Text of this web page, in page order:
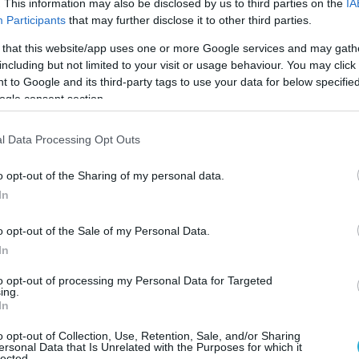
This information may also be disclosed by us to third parties on the
Participants that may further disclose it to other third parties.
that this website/app uses one or more Google services and may
but not limited to your visit or usage behaviour. You may
to Google and its third-party tags to use your data for below
consent section.
Data Processing Opt Outs
opt-out of the Sharing of my personal data.
opt-out of the Sale of my Personal Data.
opt-out of processing my Personal Data for Targeted
opt-out of Collection, Use, Retention, Sale, and/or Sharing
Data that Is Unrelated with the Purposes for which it
ΕΥΡΩΠΑΙΚΕΣ ΔΙΟΡΓΑΝΩΣΕΙΣ 19/03/2021
CEV Cup: Βήμα… κούπας για τους Μοσχοβίτες
Tο πρώτο βήμα για την κατάκτηση του φετινού CEV Cup
ρωσική Ντιναμό Μόσχας που επικράτησε με 3-2 (26-28, 25:-8,
15- 9) σετ της Ζενίτ Αγίας Πετρούπολης στον πρώτο “εμφύλιο”
στον τελικό του δεύτερου πιο σημαντικού ευρωπαϊκού κυπέλλου.
«Χρυσή» φιναλίστ η Ζενίτ Αγίας Πετρούπολης στο
H ρωσική Ζενίτ Αγίας Πετρούπολης είναι από χθες η πρώτη
19) από την γηπεδούχο Γκρένιαρντ Μαασέικ, καθώς κέρδισε με